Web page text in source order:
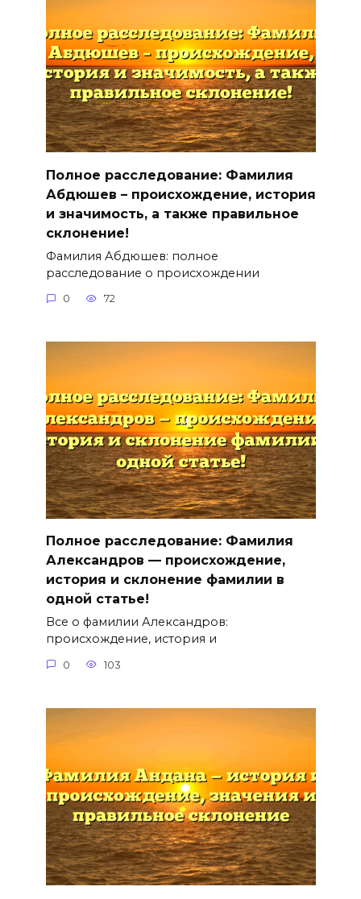
Полное расследование: Фамилия
Абдюшев – происхождение, история
и значимость, а также правильное
склонение!
Фамилия Абдюшев: полное
расследование о происхождении
0 72
Полное расследование: Фамилия
Александров — происхождение,
история и склонение фамилии в
одной статье!
Все о фамилии Александров:
происхождение, история и
0 103